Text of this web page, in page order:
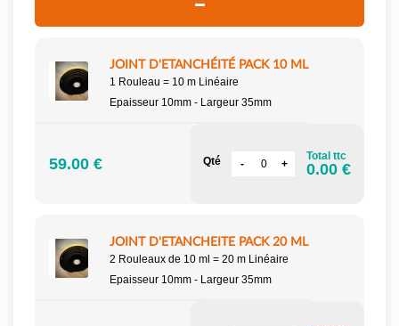
JOINT D'ETANCHÉITÉ PACK 10 ML
1 Rouleau = 10 m Linéaire
Epaisseur 10mm - Largeur 35mm
59.00 € Qté Total ttc
0.00 €
JOINT D'ETANCHEITE PACK 20 ML
2 Rouleaux de 10 ml = 20 m Linéaire
Epaisseur 10mm - Largeur 35mm